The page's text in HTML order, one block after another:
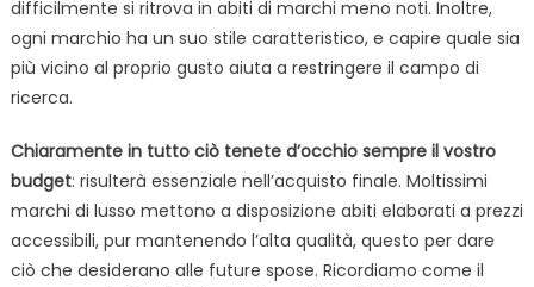
difficilmente si ritrova in abiti di marchi meno noti. Inoltre,
ogni marchio ha un suo stile caratteristico, e capire quale sia
più vicino al proprio gusto aiuta a restringere il campo di
ricerca.
Chiaramente in tutto ciò tenete d’occhio sempre il vostro
budget: risulterà essenziale nell’acquisto finale. Moltissimi
marchi di lusso mettono a disposizione abiti elaborati a prezzi
accessibili, pur mantenendo l’alta qualità, questo per dare
ciò che desiderano alle future spose. Ricordiamo come il